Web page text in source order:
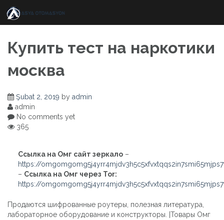
content
Купить тест на наркотики
москва
Şubat 2, 2019 by admin
admin
No comments yet
365
Ссылка на Омг сайт зеркало –
https://
– Ссылка на Омг через Tor:
https://
Продаются шифрованные роутеры, полезная литература,
лабораторное оборудование и конструкторы. |Товары Омг